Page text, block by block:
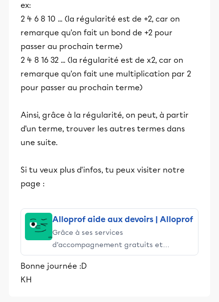
ex:
2 4 6 8 10 ... (la régularité est de +2, car on
remarque qu'on fait un bond de +2 pour
passer au prochain terme)
2 4 8 16 32 ... (la régularité est de x2, car on
remarque qu'on fait une multiplication par 2
pour passer au prochain terme)
Ainsi, grâce à la régularité, on peut, à partir
d'un terme, trouver les autres termes dans
une suite.
Si tu veux plus d'infos, tu peux visiter notre
page :
Alloprof aide aux devoirs | Alloprof
Grâce à ses services
d’accompagnement gratuits et
stimulants, Alloprof engage les élèves
et leurs parents dans la réussite
Bonne journée :D
KH